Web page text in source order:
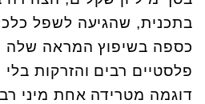
בתכנית, שהגיעה לשפל
כספה בשיפוץ המראה שלה
פלסטיים רבים והזרקות בלי
דוגמה מטרידה אחת מיני